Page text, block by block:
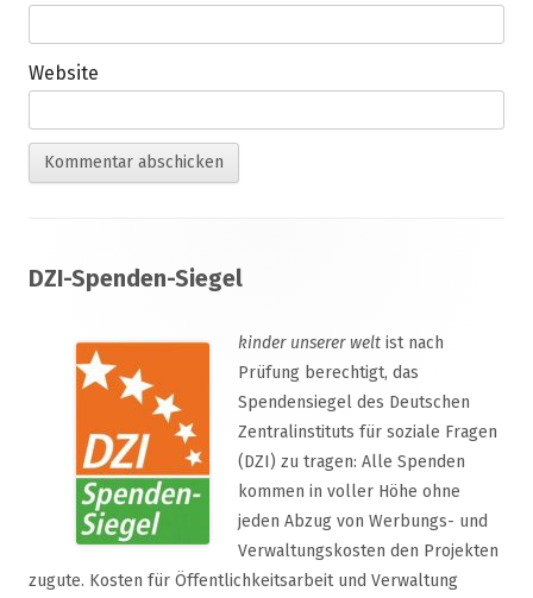
Website
Inhalt
DZI-Spenden-Siegel
kinder unserer welt ist nach
Prüfung berechtigt, das
Spendensiegel des Deutschen
Zentralinstituts für soziale Fragen
(DZI) zu tragen: Alle Spenden
kommen in voller Höhe ohne
jeden Abzug von Werbungs- und
Verwaltungskosten den Projekten
zugute. Kosten für Öffentlichkeitsarbeit und Verwaltung